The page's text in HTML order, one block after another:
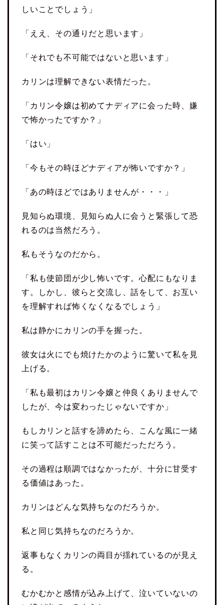
しいことでしょう」
「ええ、その通りだと思います」
「それでも不可能ではないと思います」
カリンは理解できない表情だった。
「カリン令嬢は初めてナディアに会った時、嫌
で怖かったですか？」
「はい」
「今もその時ほどナディアが怖いですか？」
「あの時ほどではありませんが・・・」
見知らぬ環境、見知らぬ人に会うと緊張して恐
れるのは当然だろう。
私もそうなのだから。
「私も使節団が少し怖いです。心配にもなりま
す。しかし、彼らと交流し、話をして、お互い
を理解すれば怖くなくなるでしょう」
私は静かにカリンの手を握った。
彼女は火にでも焼けたかのように驚いて私を見
上げる。
「私も最初はカリン令嬢と仲良くありませんで
したが、今は変わったじゃないですか」
もしカリンと話すを諦めたら、こんな風に一緒
に笑って話すことは不可能だっただろう。
その過程は順調ではなかったが、十分に甘受す
る価値はあった。
カリンはどんな気持ちなのだろうか。
私と同じ気持ちなのだろうか。
返事もなくカリンの両目が揺れているのが見え
る。
むかむかと感情が込み上げて、泣いていないの